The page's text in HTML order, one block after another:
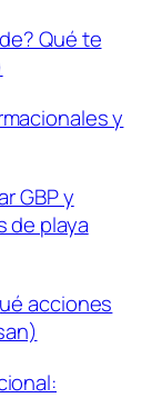
Qué te
y
GBP y
de playa
acciones